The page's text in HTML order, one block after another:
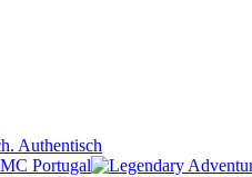
Authentisch